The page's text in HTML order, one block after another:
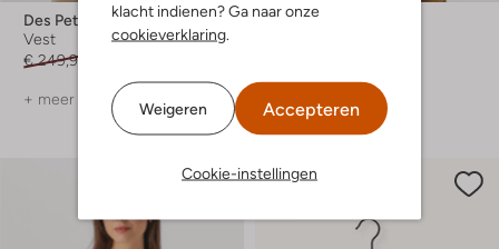
klacht indienen? Ga naar onze
cookieverklaring.
Weigeren Accepteren
Cookie-instellingen
Des Petits Hauts
Vest
€ 249,99
+ meer kleuren
Neo Noir
+ meer kleuren